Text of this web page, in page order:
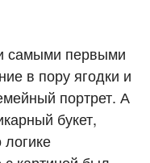
самыми первыми
в пору ягодки и
портрет. А
букет,